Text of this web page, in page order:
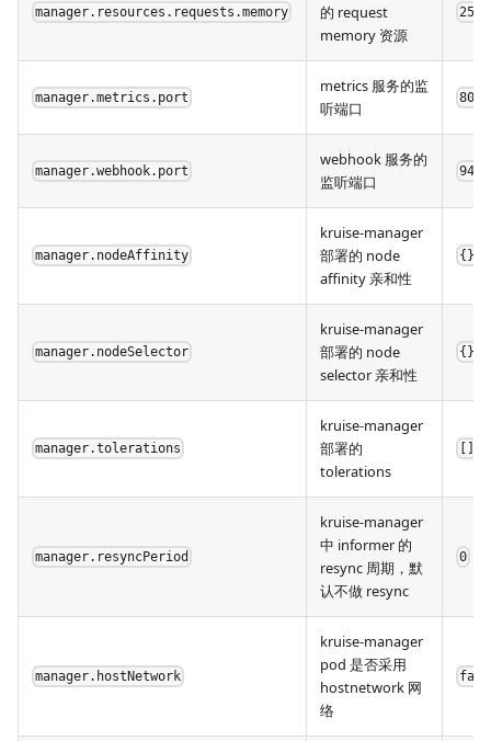
manager.resources.requests.memory
的 request
memory 资源
manager.metrics.port
metrics 服务的监
听端口
8080
manager.webhook.port
webhook 服务的
监听端口
9443
manager.nodeAffinity
kruise-manager
部署的 node
affinity 亲和性
{}
manager.nodeSelector
kruise-manager
部署的 node
selector 亲和性
{}
manager.tolerations
kruise-manager
部署的
tolerations
manager.resyncPeriod
kruise-manager
中 informer 的
resync 周期，默
认不做 resync
0
manager.hostNetwork
kruise-manager
pod 是否采用
hostnetwork 网
络